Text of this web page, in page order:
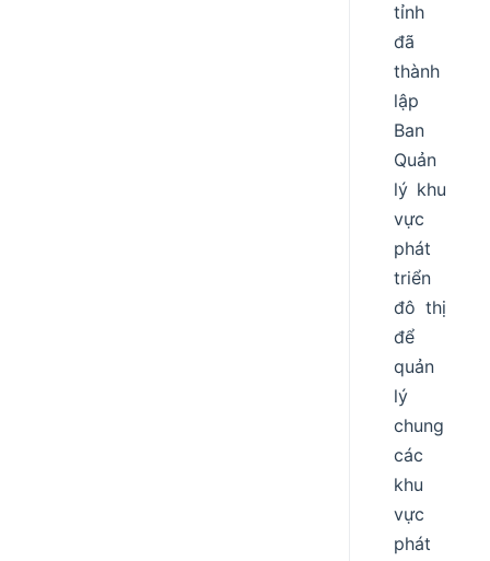
tỉnh
đã
thành
lập
Ban
Quản
lý khu
vực
phát
triển
đô thị
để
quản
lý
chung
các
khu
vực
phát